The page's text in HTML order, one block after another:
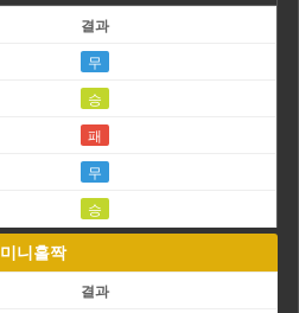
결과
무
승
패
무
승
미니홀짝
결과